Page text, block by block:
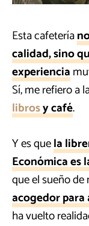
Esta cafetería
calidad, sino
experiencia
Sí, me refiero a
librosy café.
Y es quela
Económica es
que el sueño
acogedor para
ha vuelto